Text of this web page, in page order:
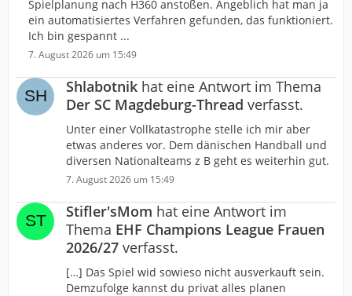
Spielplanung nach H360 anstoßen. Angeblich hat man ja
ein automatisiertes Verfahren gefunden, das funktioniert.
Ich bin gespannt ...
7. August 2026 um 15:49
Shlabotnik hat eine Antwort im Thema
Der SC Magdeburg-Thread verfasst.
Unter einer Vollkatastrophe stelle ich mir aber
etwas anderes vor. Dem dänischen Handball und
diversen Nationalteams z B geht es weiterhin gut.
7. August 2026 um 15:49
Stifler'sMom hat eine Antwort im
Thema EHF Champions League Frauen
2026/27 verfasst.
[…] Das Spiel wid sowieso nicht ausverkauft sein.
Demzufolge kannst du privat alles planen